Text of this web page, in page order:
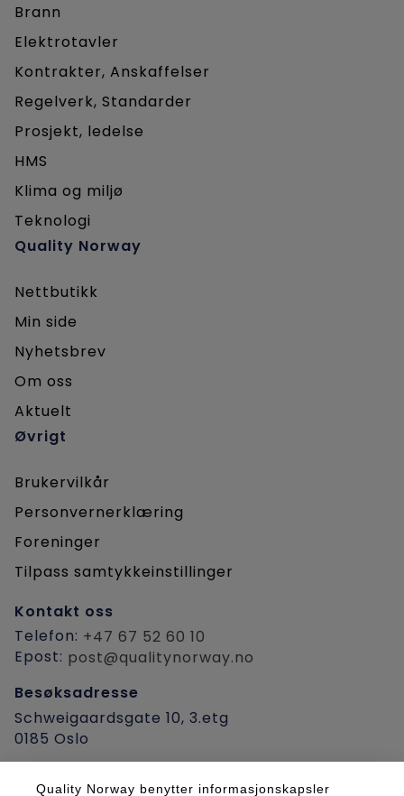
Kontakt oss
Telefon: +47 67 52 60 10
Epost: post@qualitynorway.no
Besøksadresse
Schweigaardsgate 10, 3.etg
0185 Oslo
Brann
Elektrotavler
Kontrakter, Anskaffelser
Regelverk, Standarder
Prosjekt, ledelse
HMS
Klima og miljø
Teknologi
Quality Norway
Nettbutikk
Min side
Nyhetsbrev
Om oss
Aktuelt
Øvrigt
Brukervilkår
Personvernerklæring
Foreninger
Tilpass samtykkeinstillinger
Quality Norway benytter informasjonskapsler